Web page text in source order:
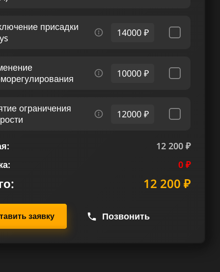
присадки
14000 ₽
10000 ₽
ограничения
12000 ₽
12 200 ₽
0 ₽
12 200 ₽
заявку Позвонить